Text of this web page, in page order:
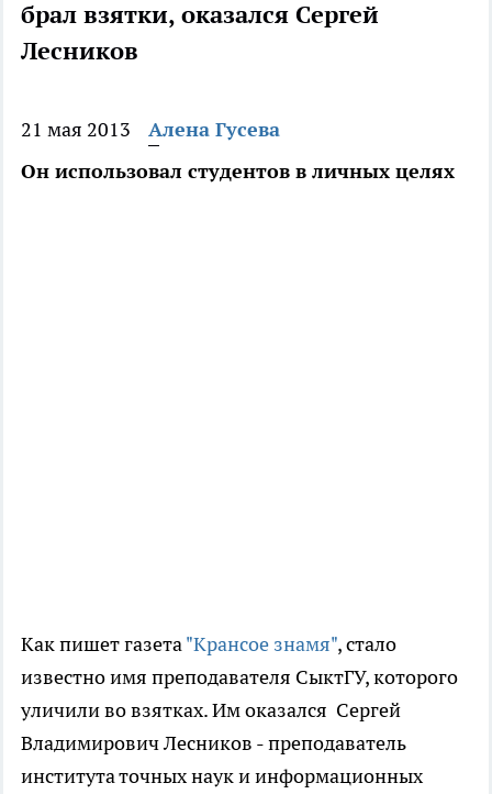
брал взятки, оказался Сергей
Лесников
21 мая 2013
Алена Гусева
Он использовал студентов в личных целях
Как пишет газета"Крансое знамя", стало
известно имя преподавателя СыктГУ, которого
уличили во взятках. Им оказался Сергей
Владимирович Лесников - преподаватель
института точных наук и информационных